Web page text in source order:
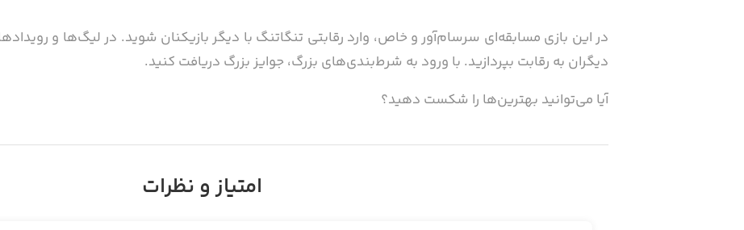
در این بازی مسابقه‌ای سرسام‌آور و خاص، وارد رقابتی تنگاتنگ با دیگر بازیکنان شوید. در لیگ‌ها و
دیگران به رقابت بپردازید. با ورود به شرط‌بندی‌های بزرگ، جوایز بزرگ دریافت کنید.
آیا می‌توانید بهترین‌ها را شکست دهید؟
· مسابقات آنلاین: در مسابقات هیجان‌انگیز و در خیابان‌های شهر، بازیکنان واقعی را به چالش بکشید.
امتیاز و نظرات